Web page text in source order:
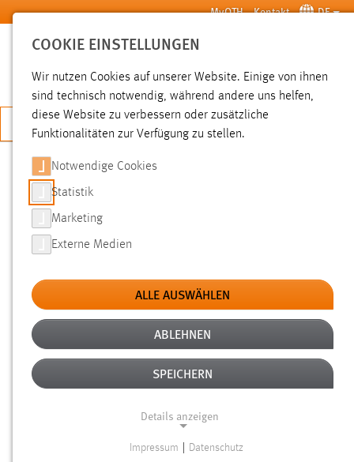
Zum Hauptinhalt springen MyOTH Kontakt DE
SUCHE
JETZT BEWERBEN
SUCHE
FILTER
Typ
Erstellungsdatum
Alter
COOKIE EINSTELLUNGEN
Wir nutzen Cookies auf unserer Website. Einige von ihnen
sind technisch notwendig, während andere uns helfen,
diese Website zu verbessern oder zusätzliche
Funktionalitäten zur Verfügung zu stellen.
Notwendige Cookies
Statistik
Marketing
Externe Medien
ALLE AUSWÄHLEN
ABLEHNEN
SPEICHERN
Details anzeigen
Impressum Datenschutz